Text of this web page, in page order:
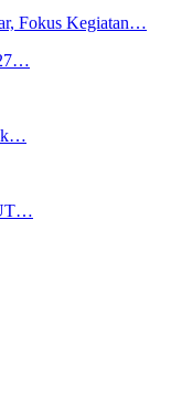
Fokus Kegiatan…